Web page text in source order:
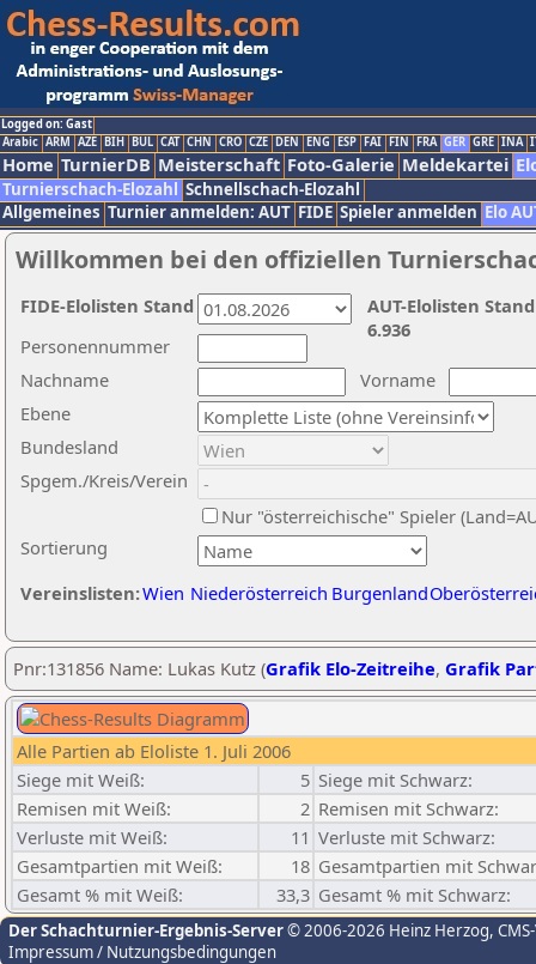
Logged on: Gast
Arabic ARM AZE BIH BUL CAT CHN CRO CZE DEN ENG ESP FAI FIN FRA GER GRE INA
Home TurnierDB Meisterschaft Foto-Galerie Meldekartei
Turnierschach-Elozahl Schnellschach-Elozahl
Allgemeines Turnier anmelden: AUT FIDE Spieler anmelden Elo
Willkommen bei den offiziellen
Nachname
Vorname
Ebene
Sortierung
Personennummer
Bundesland
Spgem./Kreis/Verein
Nur "österreichische" Spieler
Vereinslisten:Wien Niederösterreich Burgenland
AUT-Elolisten
6.936
FIDE-Elolisten Stand
Pnr:131856 Name: Lukas Kutz (Grafik Elo-Zeitreihe, Grafik
Alle Partien ab Eloliste 1. Juli 2006
Siege mit Weiß:
5 Siege mit Schwarz:
Remisen mit Weiß:
2 Remisen mit Schwarz:
Verluste mit Weiß:
11 Verluste mit Schwarz:
Gesamtpartien mit Weiß:
18 Gesamtpartien mit
Gesamt % mit Weiß:
33,3 Gesamt % mit Schwarz:
Der Schachturnier-Ergebnis-Server© 2006-2026 Heinz Herzog,
Impressum / Nutzungsbedingungen